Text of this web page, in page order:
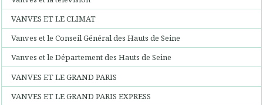
VANVES ET LE CLIMAT
Vanves et le Conseil Général des Hauts de Seine
Vanves et le Département des Hauts de Seine
VANVES ET LE GRAND PARIS
VANVES ET LE GRAND PARIS EXPRESS